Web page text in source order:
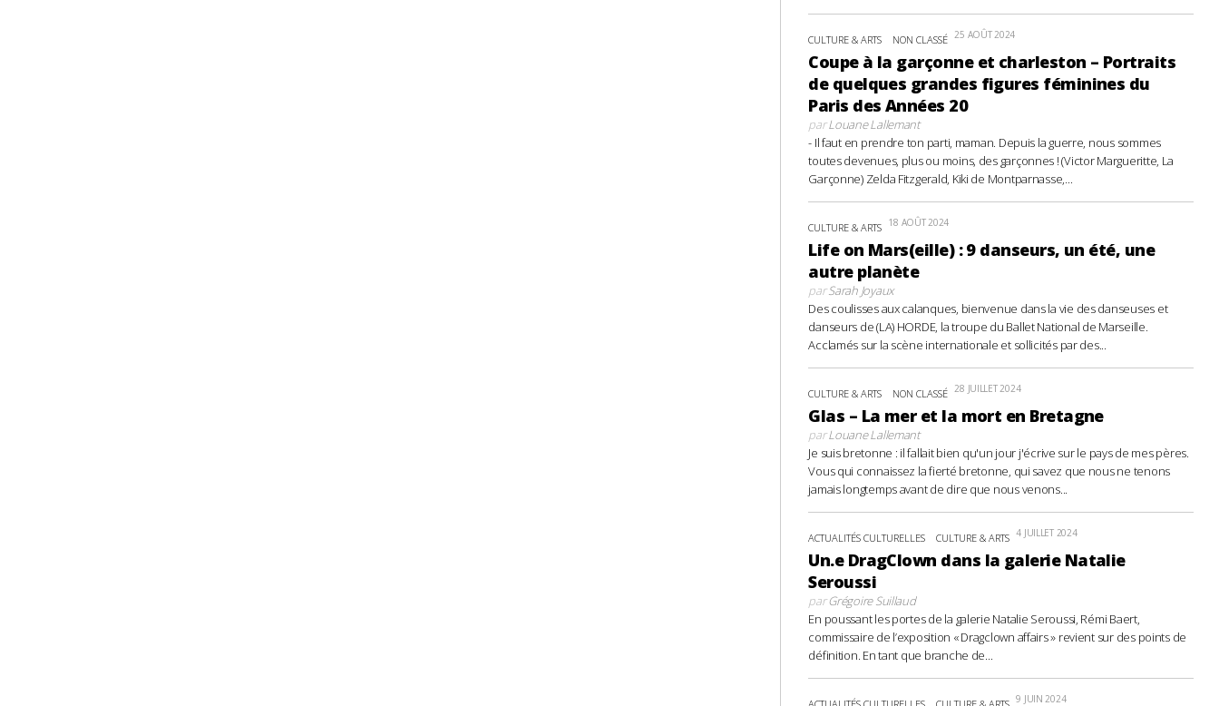
CULTURE & ARTS NON CLASSÉ 25 AOÛT 2024
Coupe à la garçonne et charleston – Portraits
de quelques grandes figures féminines du
Paris des Années 20
parLouane Lallemant
- Il faut en prendre ton parti, maman. Depuis la guerre, nous sommes
toutes devenues, plus ou moins, des garçonnes ! (Victor Margueritte, La
Garçonne) Zelda Fitzgerald, Kiki de Montparnasse,...
CULTURE & ARTS 18 AOÛT 2024
Life on Mars(eille) : 9 danseurs, un été, une
autre planète
parSarah Joyaux
Des coulisses aux calanques, bienvenue dans la vie des danseuses et
danseurs de (LA) HORDE, la troupe du Ballet National de Marseille.
Acclamés sur la scène internationale et sollicités par des...
CULTURE & ARTS NON CLASSÉ 28 JUILLET 2024
Glas – La mer et la mort en Bretagne
parLouane Lallemant
Je suis bretonne : il fallait bien qu'un jour j'écrive sur le pays de mes pères.
Vous qui connaissez la fierté bretonne, qui savez que nous ne tenons
jamais longtemps avant de dire que nous venons...
ACTUALITÉS CULTURELLES CULTURE & ARTS 4 JUILLET 2024
Un.e DragClown dans la galerie Natalie
Seroussi
parGrégoire Suillaud
En poussant les portes de la galerie Natalie Seroussi, Rémi Baert,
commissaire de l’exposition « Dragclown affairs » revient sur des points de
définition. En tant que branche de...
9 JUIN 2024